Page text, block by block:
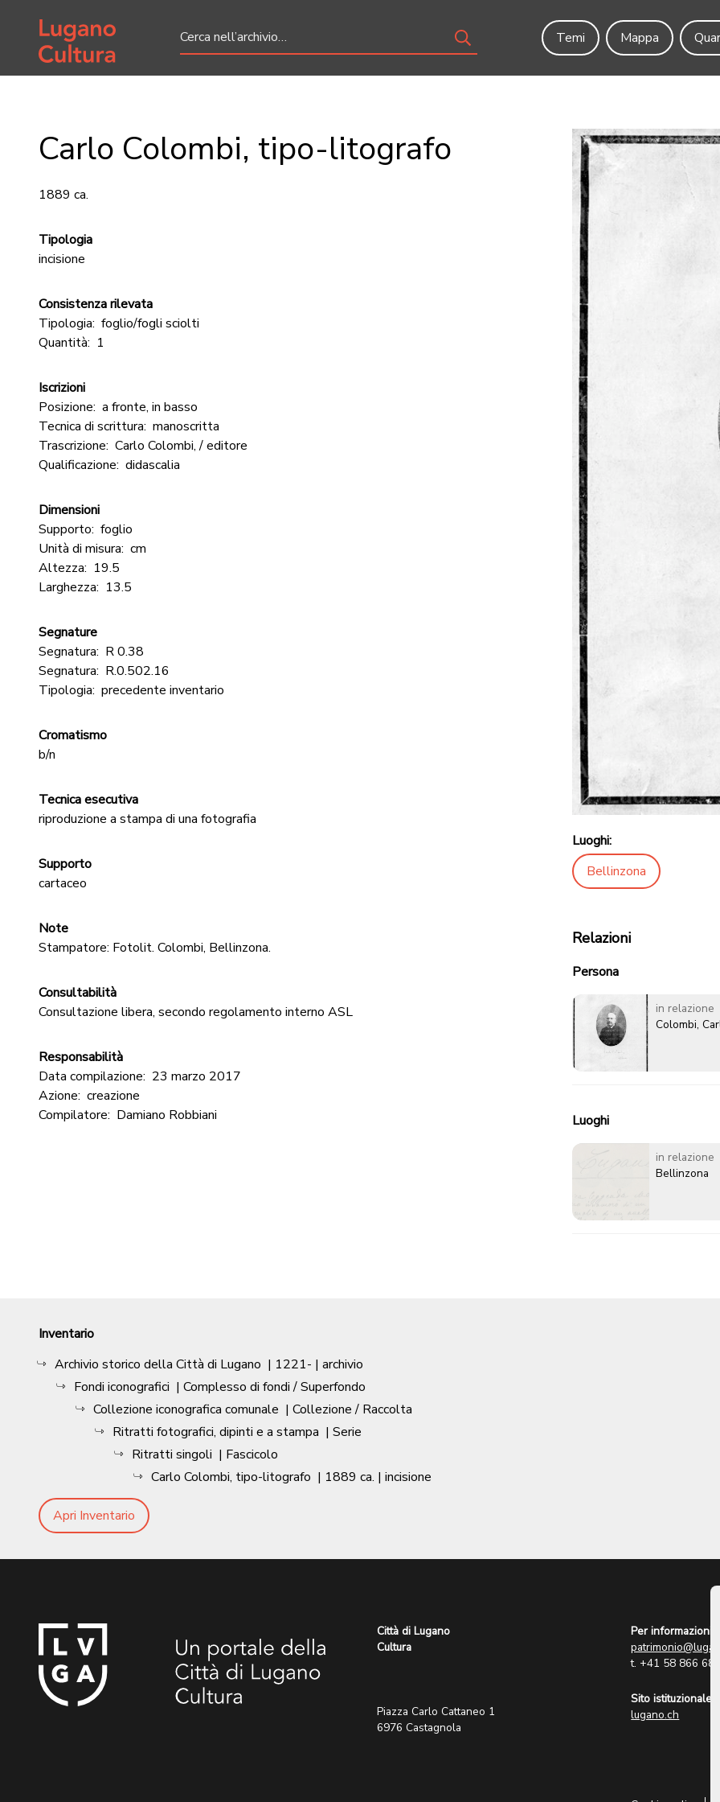
Home page
Temi
Mappa
Carlo Colombi, tipo-litografo
1889 ca.
Tipologia
incisione
Consistenza rilevata
Tipologia: foglio/fogli sciolti
Quantità: 1
Iscrizioni
Posizione: a fronte, in basso
Tecnica di scrittura: manoscritta
Trascrizione: Carlo Colombi, / editore
Qualificazione: didascalia
Dimensioni
Supporto: foglio
Unità di misura: cm
Altezza: 19.5
Larghezza: 13.5
Segnature
Segnatura: R 0.38
Segnatura: R.0.502.16
Tipologia: precedente inventario
Cromatismo
b/n
Tecnica esecutiva
riproduzione a stampa di una fotografia
Supporto
cartaceo
Note
Stampatore: Fotolit. Colombi, Bellinzona.
Consultabilità
Consultazione libera, secondo regolamento interno ASL
Responsabilità
Data compilazione: 23 marzo 2017
Azione: creazione
Compilatore: Damiano Robbiani
Luoghi:
Bellinzona
Relazioni
Persona
in relazione
Colombi,
Luoghi
in relazione
Bellinzona
Inventario
Archivio storico della Città di Lugano | 1221- | archivio
Fondi iconografici | Complesso di fondi / Superfondo
Collezione iconografica comunale | Collezione / Raccolta
Ritratti fotografici, dipinti e a stampa | Serie
Ritratti singoli | Fascicolo
Carlo Colombi, tipo-litografo | 1889 ca. | incisione
Apri Inventario
Città di Lugano
Cultura
Piazza Carlo Cattaneo 1
6976 Castagnola
Per informazioni:
t. +41 58 866 68
Sito istituzionale:
lugano.ch